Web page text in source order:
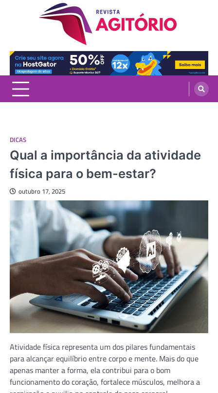
revistaagitorio.com.br
Portal de Artigos Incríveis
DICAS
Qual a importância da atividade
física para o bem-estar?
outubro 17, 2025
Atividade física representa um dos pilares fundamentais
para alcançar equilíbrio entre corpo e mente. Mais do que
apenas manter a forma, ela contribui para o bom
funcionamento do coração, fortalece músculos, melhora a